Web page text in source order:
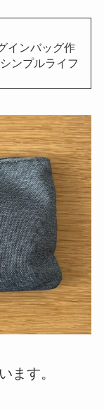
インバッグ作
ンプルライフ
ます。